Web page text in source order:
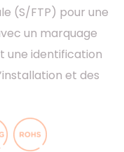
(S/FTP) pour une
un marquage
une identification
et des